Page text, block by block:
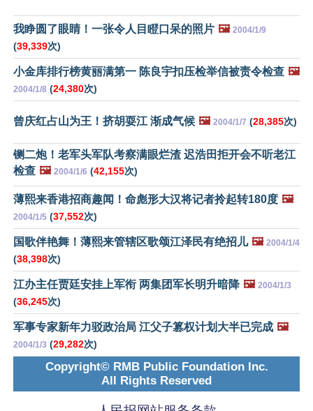
我睁圆了眼睛！一张令人目瞪口呆的照片 🖼️ 2004/1/9
(39,339次)
小金库排行榜黄丽满第一 陈良宇扣压检举信被责令检查 🖼️
2004/1/8 (24,380次)
曾庆红占山为王！挤胡耍江 渐成气候 🖼️ 2004/1/7 (28,385次)
铡二炮！老军头军队考察满眼烂渣 迟浩田拒开会不听老江
检查 🖼️ 2004/1/6 (42,155次)
薄熙来香港招商趣闻！命彪形大汉将记者拎起转180度 🖼️
2004/1/5 (37,552次)
国歌伴艳舞！薄熙来管辖区歌颂江泽民有绝招儿 🖼️ 2004/1/4
(38,398次)
江办主任贾廷安挂上军衔 两集团军长明升暗降 🖼️ 2004/1/3
(36,245次)
军事专家新年力驳政治局 江父子篡权计划大半已完成 🖼️
2004/1/3 (29,282次)
Copyright© RMB Public Foundation Inc.
All Rights Reserved